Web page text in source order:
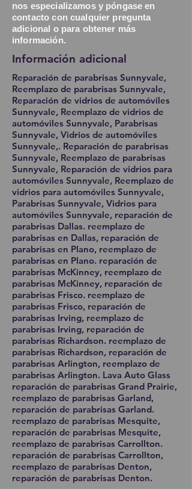
nos especializamos y póngase en
contacto con cualquier pregunta
adicional o para obtener más
información.
Información adicional
Reparación de parabrisas Sunnyvale,
Reemplazo de parabrisas Sunnyvale,
Reparación de vidrios de automóviles
Sunnyvale, Reemplazo de vidrios de
automóviles Sunnyvale, Parabrisas
Sunnyvale, Vidrios de automóviles
Sunnyvale,. Reparación de parabrisas
Sunnyvale, Reemplazo de parabrisas
Sunnyvale, Reparación de vidrios para
automóviles Sunnyvale, Reemplazo de
vidrios para automóviles Sunnyvale,
Parabrisas Sunnyvale, Vidrios para
automóviles Sunnyvale, reparación de
parabrisas Dallas. reemplazo de
parabrisas en Dallas, reparación de
parabrisas en Plano, reemplazo de
parabrisas en Plano. reparación de
parabrisas McKinney, reemplazo de
parabrisas McKinney, reparación de
parabrisas Frisco. reemplazo de
parabrisas Frisco, reparación de
parabrisas Irving, reemplazo de
parabrisas Irving, reparación de
parabrisas Richardson. reemplazo de
parabrisas Richardson, reparación de
parabrisas Arlington, reemplazo de
parabrisas Arlington. Lava Auto Glass
reparación de parabrisas Grand Prairie,
reemplazo de parabrisas Garland,
reparación de parabrisas Garland.
reemplazo de parabrisas Mesquite,
reparación de parabrisas Mesquite,
reemplazo de parabrisas Carrollton.
reparación de parabrisas Carrollton,
reemplazo de parabrisas Denton,
reparación de parabrisas Denton.